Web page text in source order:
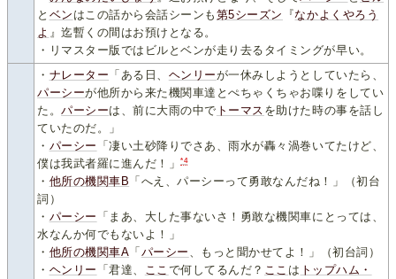
と ベン はこの話から会話シーンも 第5シーズン 『なかよくやろう
よ 』迄暫くの間はお預けとなる。
・リマスター版ではビルとベンが走り去るタイミングが早い。
・ ナレーター 「ある日、 ヘンリーが一休みしようとしていたら、
パーシーが他所から来た機関車達とぺちゃくちゃお喋りをしてい
た。パーシーは、前に大雨の中で トーマス を助けた時の事を話し
ていたのだ。」
・ パーシー 「凄い土砂降りでさあ、雨水が轟々渦巻いてたけど、
僕は我武者羅に進んだ！」*4
・ 他所の機関車B 「へえ、パーシーって勇敢なんだね！」（初台
詞）
・ パーシー 「まあ、大した事ないさ！勇敢な機関車にとっては、
水なんか何でもないよ！」
・ 他所の機関車A 「 パーシー
、もっと聞かせてよ！」（初台詞）
・ ヘンリー 「君達、 ここ で何してるんだ？ ここ は トップハム・